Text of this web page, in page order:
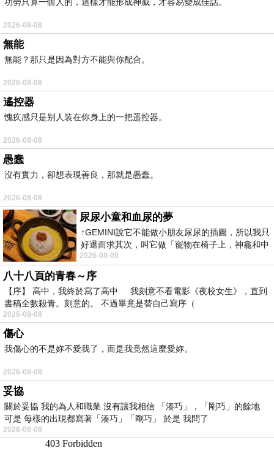
2026-08-08
無能
無能？那只是因為對方不能與你配合。
2026-08-08
遙控器
愧疚感只是别人装在你身上的一把遥控器。
2026-08-08
愚蠢
沒有實力，卻想表現善良，那就是愚蠢。
2026-08-08
尿尿小童和血尿的夢
↑GEMINI說它不能做小朋友尿尿的插圖，所以我只
好退而求其次，叫它做「寵物在椅子上，神龕和中
年人臉孔」的畫了。 六月底
2026-08-08
八十八頁的青春～序
【序】 高中，我終於寫了高中 我刻意不看電影《夜校女生》，直到
書稿全數殺青。刻意的。 不過畢竟是替自己寫序（
2026-08-08
傷心
我傷心的不是妳不愛我了，而是我竟然這麼愛妳。
2026-08-08
妥協
關於妥協 我的為人和職業 沒有讓我相信 「湊巧」，「剛巧」的餘地
可是 每樣的出現都寫著「湊巧」「剛巧」 於是 我問了
2026-08-08